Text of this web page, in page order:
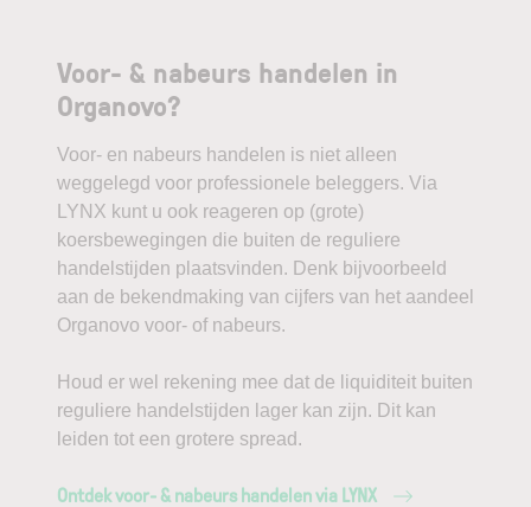
Voor- & nabeurs handelen in
Organovo?
Voor- en nabeurs handelen is niet alleen
weggelegd voor professionele beleggers. Via
LYNX kunt u ook reageren op (grote)
koersbewegingen die buiten de reguliere
handelstijden plaatsvinden. Denk bijvoorbeeld
aan de bekendmaking van cijfers van het aandeel
Organovo voor- of nabeurs.
Houd er wel rekening mee dat de liquiditeit buiten
reguliere handelstijden lager kan zijn. Dit kan
leiden tot een grotere spread.
Ontdek voor- & nabeurs handelen via LYNX